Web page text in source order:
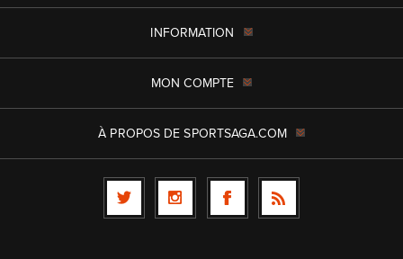
INFORMATION
MON COMPTE
À PROPOS DE SPORTSAGA.COM